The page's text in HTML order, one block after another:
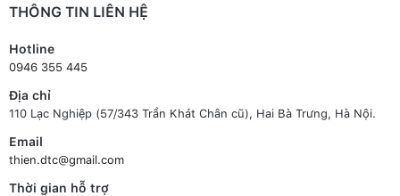
THÔNG TIN LIÊN HỆ
Hotline
0946 355 445
Địa chỉ
110 Lạc Nghiệp (57/343 Trần Khát Chân cũ), Hai Bà Trưng, Hà Nội.
Email
thien.dtc@gmail.com
Thời gian hỗ trợ